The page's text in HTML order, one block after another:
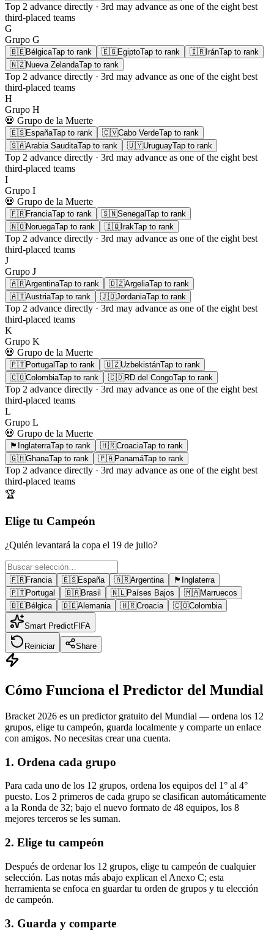
Top 2 advance directly · 3rd may advance as one of the eight best
third-placed teams
G
Grupo G
🇧🇪BélgicaTap to rank 🇪🇬EgiptoTap to rank 🇮🇷IránTap to rank
🇳🇿Nueva ZelandaTap to rank
Top 2 advance directly · 3rd may advance as one of the eight best
third-placed teams
H
Grupo H
💀 Grupo de la Muerte
🇪🇸EspañaTap to rank 🇨🇻Cabo VerdeTap to rank
🇸🇦Arabia SauditaTap to rank 🇺🇾UruguayTap to rank
Top 2 advance directly · 3rd may advance as one of the eight best
third-placed teams
I
Grupo I
💀 Grupo de la Muerte
🇫🇷FranciaTap to rank 🇸🇳SenegalTap to rank
🇳🇴NoruegaTap to rank 🇮🇶IrakTap to rank
Top 2 advance directly · 3rd may advance as one of the eight best
third-placed teams
J
Grupo J
🇦🇷ArgentinaTap to rank 🇩🇿ArgeliaTap to rank
🇦🇹AustriaTap to rank 🇯🇴JordaniaTap to rank
Top 2 advance directly · 3rd may advance as one of the eight best
third-placed teams
K
Grupo K
💀 Grupo de la Muerte
🇵🇹PortugalTap to rank 🇺🇿UzbekistánTap to rank
🇨🇴ColombiaTap to rank 🇨🇩RD del CongoTap to rank
Top 2 advance directly · 3rd may advance as one of the eight best
third-placed teams
L
Grupo L
💀 Grupo de la Muerte
🏴󠁧󠁢󠁥󠁮󠁧󠁿 InglaterraTap to rank 🇭🇷CroaciaTap to rank
🇬🇭GhanaTap to rank 🇵🇦PanamáTap to rank
Top 2 advance directly · 3rd may advance as one of the eight best
third-placed teams
🏆
Elige tu Campeón
¿Quién levantará la copa el 19 de julio?
🇫🇷Francia 🇪🇸España 🇦🇷Argentina 🏴󠁧󠁢󠁥󠁮󠁧󠁿 Inglaterra
🇵🇹Portugal 🇧🇷Brasil 🇳🇱Países Bajos 🇲🇦Marruecos
🇧🇪Bélgica 🇩🇪Alemania 🇭🇷Croacia 🇨🇴Colombia
Smart PredictFIFA
Reiniciar Share
Cómo Funciona el Predictor del Mundial
Bracket 2026 es un predictor gratuito del Mundial — ordena los 12
grupos, elige tu campeón, guarda localmente y comparte un enlace
con amigos. No necesitas crear una cuenta.
1. Ordena cada grupo
Para cada uno de los 12 grupos, ordena los equipos del 1° al 4°
puesto. Los 2 primeros de cada grupo se clasifican automáticamente
a la Ronda de 32; bajo el nuevo formato de 48 equipos, los 8
mejores terceros se les suman.
2. Elige tu campeón
Después de ordenar los 12 grupos, elige tu campeón de cualquier
selección. Las notas más abajo explican el Anexo C; esta
herramienta se enfoca en guardar tu orden de grupos y tu elección
de campeón.
3. Guarda y comparte